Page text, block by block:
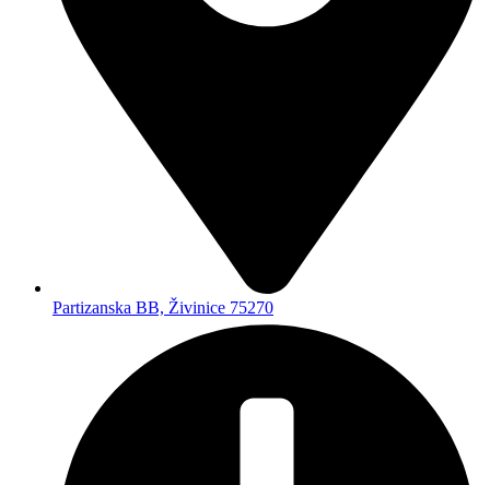
Pon - Sub - 08:00 - 19:00
+387 61 649 500